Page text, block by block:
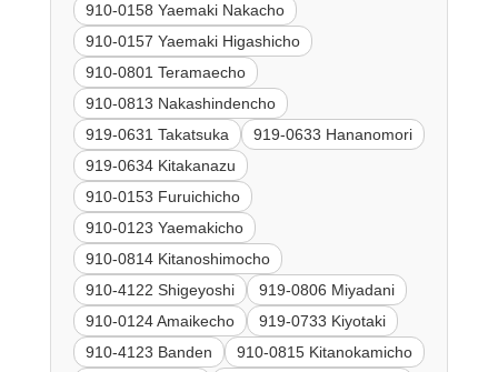
910-0158 Yaemaki Nakacho
910-0157 Yaemaki Higashicho
910-0801 Teramaecho
910-0813 Nakashindencho
919-0631 Takatsuka
919-0633 Hananomori
919-0634 Kitakanazu
910-0153 Furuichicho
910-0123 Yaemakicho
910-0814 Kitanoshimocho
910-4122 Shigeyoshi
919-0806 Miyadani
910-0124 Amaikecho
919-0733 Kiyotaki
910-4123 Banden
910-0815 Kitanokamicho